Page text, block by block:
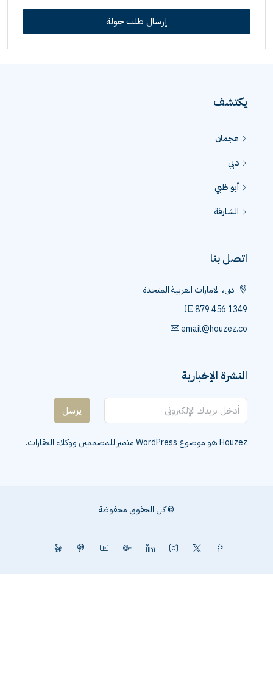
إرسال طلب جولة
يكتشف
عجمان
دبي
أبو ظبي
الشارقة
اتصل بنا
دبى، الامارات العربية المتحدة
879 456 1349
email@houzez.co
النشرة الإخبارية
يرسل
Houzez هو موضوع WordPress متميز للمصممين ووكلاء العقارات.
© كل الحقوق محفوظة